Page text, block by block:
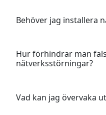
Behöver jag installera
Hur förhindrar man
nätverksstörningar?
Vad kan jag övervaka